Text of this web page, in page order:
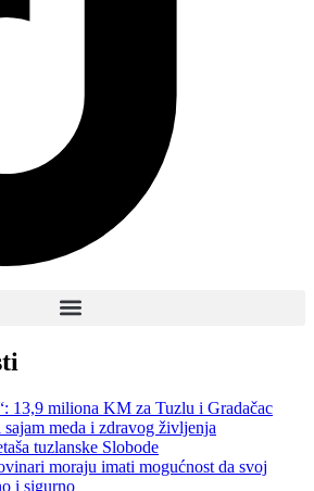
13,9 miliona KM za Tuzlu i Gradačac
meda i zdravog življenja
tuzlanske Slobode
moraju imati mogućnost da svoj
i sigurno